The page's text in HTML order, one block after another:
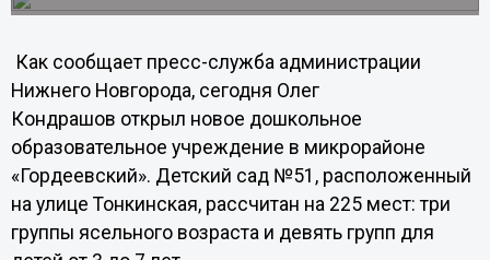
Как сообщает пресс-служба администрации
Нижнего Новгорода, сегодня Олег
Кондрашов открыл новое дошкольное
образовательное учреждение в микрорайоне
«Гордеевский». Детский сад №51, расположенный
на улице Тонкинская, рассчитан на 225 мест: три
группы ясельного возраста и девять групп для